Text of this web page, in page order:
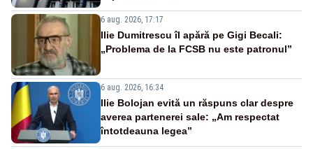
6 aug. 2026, 17:17
Ilie Dumitrescu îl apără pe Gigi Becali:
„Problema de la FCSB nu este patronul”
6 aug. 2026, 16:34
Ilie Bolojan evită un răspuns clar despre
averea partenerei sale: „Am respectat
întotdeauna legea”